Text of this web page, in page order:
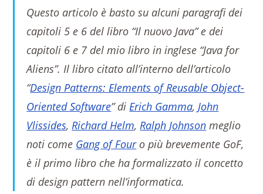
Questo articolo è basto su alcuni paragrafi dei
capitoli 5 e 6 del libro “Il nuovo Java” e dei
capitoli 6 e 7 del mio libro in inglese “Java for
Aliens”. Il libro citato all’interno dell’articolo
“Design Patterns: Elements of Reusable Object-
Oriented Software” di Erich Gamma, John
Vlissides, Richard Helm, Ralph Johnson meglio
noti come Gang of Fouro più brevemente GoF,
è il primo libro che ha formalizzato il concetto
di design pattern nell’informatica.